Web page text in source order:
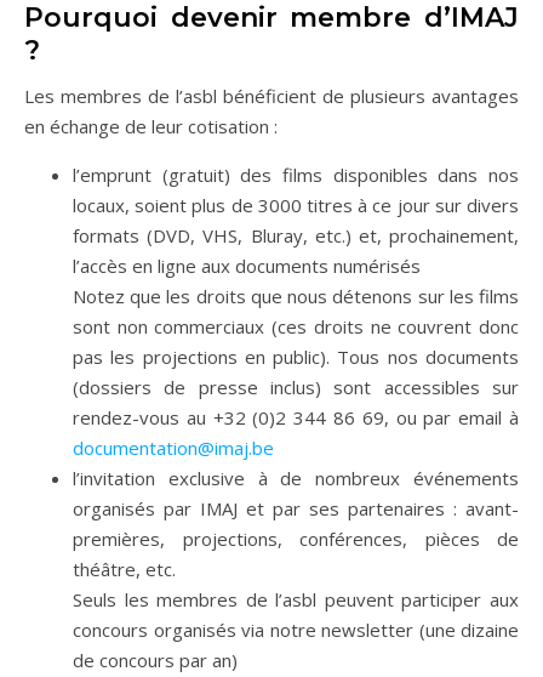
Pourquoi devenir membre d’IMAJ
?
Les membres de l’asbl bénéficient de plusieurs avantages
en échange de leur cotisation :
l’emprunt (gratuit) des films disponibles dans nos
locaux, soient plus de 3000 titres à ce jour sur divers
formats (DVD, VHS, Bluray, etc.) et, prochainement,
l’accès en ligne aux documents numérisés
Notez que les droits que nous détenons sur les films
sont non commerciaux (ces droits ne couvrent donc
pas les projections en public). Tous nos documents
(dossiers de presse inclus) sont accessibles sur
rendez-vous au +32 (0)2 344 86 69, ou par email à
documentation@imaj.be
l’invitation exclusive à de nombreux événements
organisés par IMAJ et par ses partenaires : avant-
premières, projections, conférences, pièces de
théâtre, etc.
Seuls les membres de l’asbl peuvent participer aux
concours organisés via notre newsletter (une dizaine
de concours par an)